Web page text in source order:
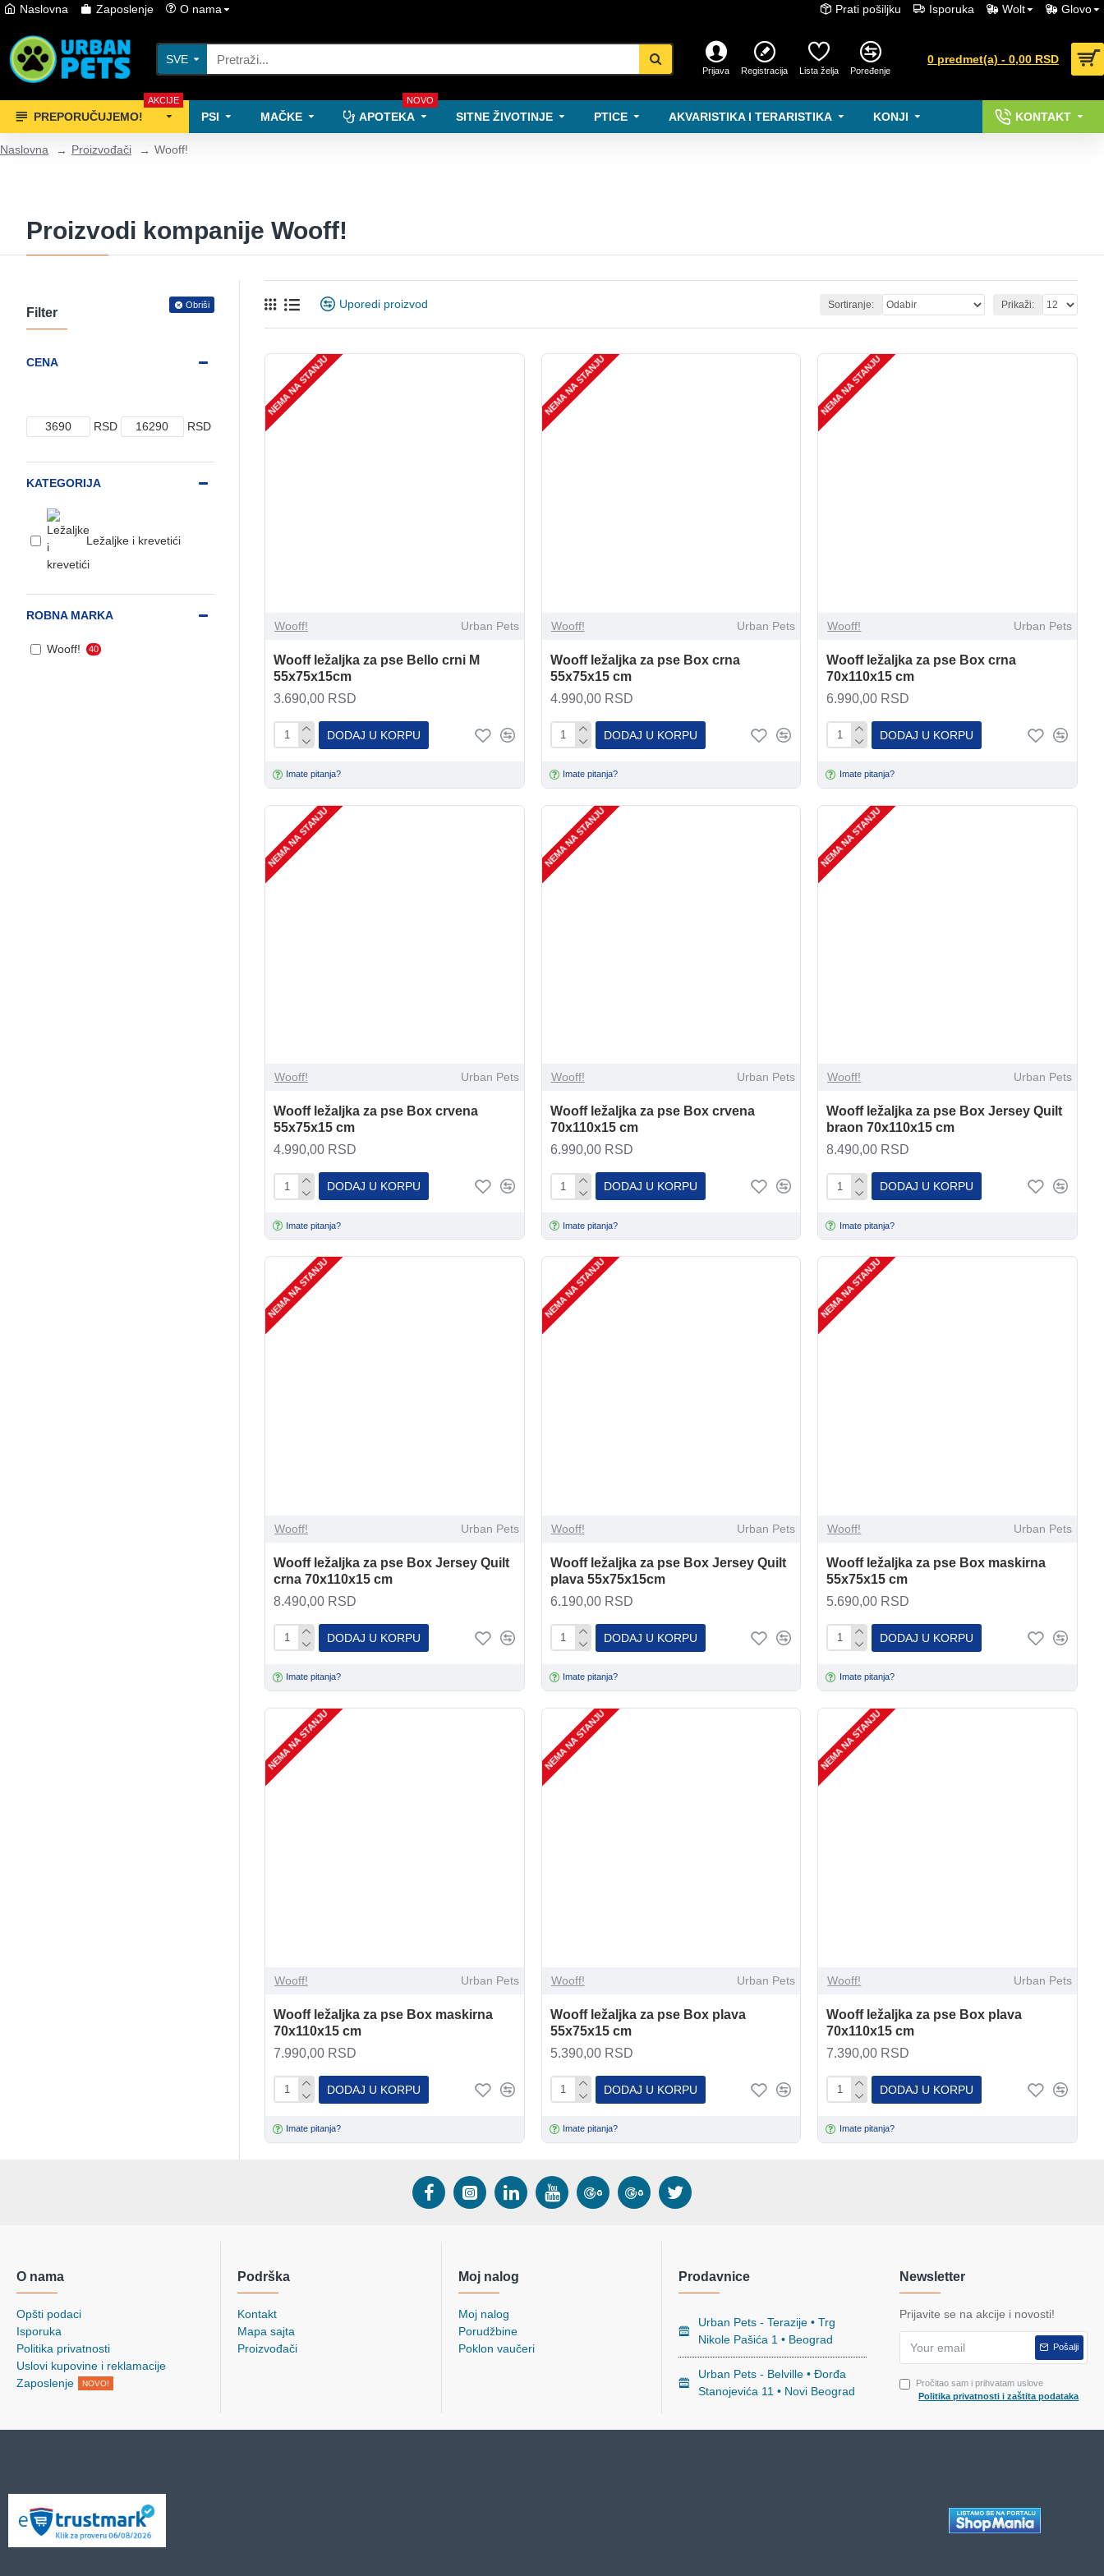
Naslovna Zaposlenje O nama Prati pošiljku Isporuka Wolt Glovo
SVE
Prijava Registracija Lista želja Poređenje
0 predmet(a) - 0,00 RSD
PREPORUČUJEMO!
AKCIJE
PSI MAČKE APOTEKA
NOVO
SITNE ŽIVOTINJE PTICE AKVARISTIKA I TERARISTIKA KONJI KONTAKT
Naslovna Proizvođači Wooff!
Proizvodi kompanije Wooff!
Filter
Obriši
CENA
RSD RSD
KATEGORIJA
Ležaljke i krevetići
ROBNA MARKA
Wooff! 40
Uporedi proizvod Sortiranje: Prikaži:
NEMA NA STANJU
Wooff! Urban Pets
Wooff ležaljka za pse Bello crni M
55x75x15cm
3.690,00 RSD
DODAJ U KORPU
Imate pitanja?
NEMA NA STANJU
Wooff! Urban Pets
Wooff ležaljka za pse Box crna
55x75x15 cm
4.990,00 RSD
DODAJ U KORPU
Imate pitanja?
NEMA NA STANJU
Wooff! Urban Pets
Wooff ležaljka za pse Box crna
70x110x15 cm
6.990,00 RSD
DODAJ U KORPU
Imate pitanja?
NEMA NA STANJU
Wooff! Urban Pets
Wooff ležaljka za pse Box crvena
55x75x15 cm
4.990,00 RSD
DODAJ U KORPU
Imate pitanja?
NEMA NA STANJU
Wooff! Urban Pets
Wooff ležaljka za pse Box crvena
70x110x15 cm
6.990,00 RSD
DODAJ U KORPU
Imate pitanja?
NEMA NA STANJU
Wooff! Urban Pets
Wooff ležaljka za pse Box Jersey Quilt
braon 70x110x15 cm
8.490,00 RSD
DODAJ U KORPU
Imate pitanja?
NEMA NA STANJU
Wooff! Urban Pets
Wooff ležaljka za pse Box Jersey Quilt
crna 70x110x15 cm
8.490,00 RSD
DODAJ U KORPU
Imate pitanja?
NEMA NA STANJU
Wooff! Urban Pets
Wooff ležaljka za pse Box Jersey Quilt
plava 55x75x15cm
6.190,00 RSD
DODAJ U KORPU
Imate pitanja?
NEMA NA STANJU
Wooff! Urban Pets
Wooff ležaljka za pse Box maskirna
55x75x15 cm
5.690,00 RSD
DODAJ U KORPU
Imate pitanja?
NEMA NA STANJU
Wooff! Urban Pets
Wooff ležaljka za pse Box maskirna
70x110x15 cm
7.990,00 RSD
DODAJ U KORPU
Imate pitanja?
NEMA NA STANJU
Wooff! Urban Pets
Wooff ležaljka za pse Box plava
55x75x15 cm
5.390,00 RSD
DODAJ U KORPU
Imate pitanja?
NEMA NA STANJU
Wooff! Urban Pets
Wooff ležaljka za pse Box plava
70x110x15 cm
7.390,00 RSD
DODAJ U KORPU
Imate pitanja?
O nama
Opšti podaci
Isporuka
Politika privatnosti
Uslovi kupovine i reklamacije
Zaposlenje
NOVO!
Podrška
Kontakt
Mapa sajta
Proizvođači
Moj nalog
Moj nalog
Porudžbine
Poklon vaučeri
Prodavnice
Urban Pets - Terazije • Trg
Nikole Pašića 1 • Beograd
Urban Pets - Belville • Đorđa
Stanojevića 11 • Novi Beograd
Newsletter
Prijavite se na akcije i novosti!
Pošalji
Pročitao sam i prihvatam uslove
Politika privatnosti i zaštita podataka